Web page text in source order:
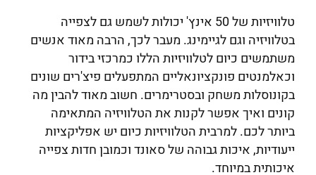
טלוויזיות של 50 אינץ' יכולות לשמש גם לצפייה
בטלוויזיה וגם לגיימינג. מעבר לכך, הרבה מאוד אנשים
משתמשים כיום לטלוויזיות הללו כמרכזי בידור
וכאלמנטים פונקציונאליים המתפעלים פיצ'רים שונים
בקונוסלות משחק ובסטרימרים. חשוב מאוד להבין מה
קונים ואיך אפשר לקנות את הטלוויזיה המתאימה
ביותר לכם. למרבית הטלוויזיות כיום יש אפליקציות
ייעודיות, איכות גבוהה של סאונד וכמובן חדות צפייה
איכותית במיוחד.